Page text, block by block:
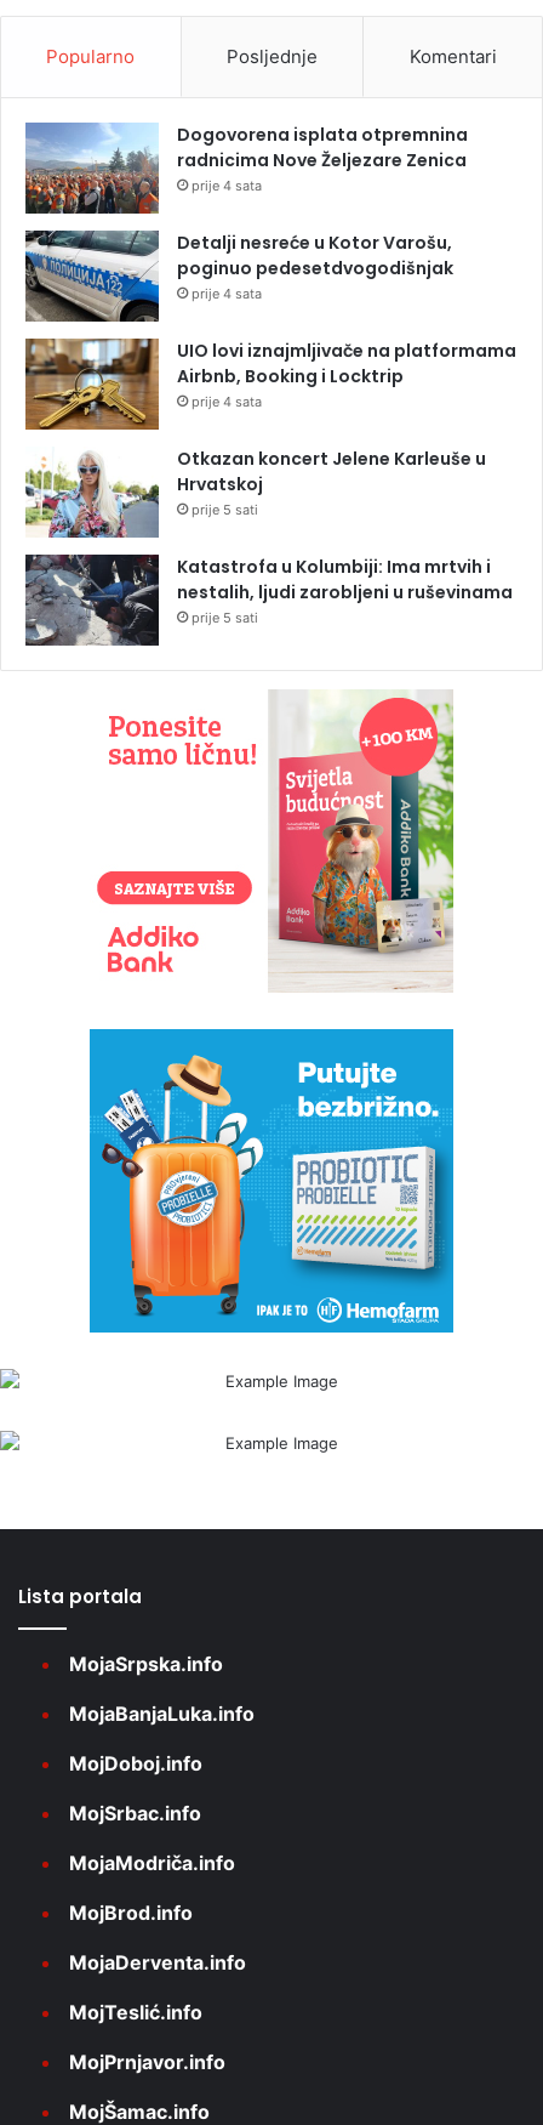
Popularno Posljednje Komentari
Dogovorena isplata otpremnina
radnicima Nove Željezare Zenica
prije 4 sata
Detalji nesreće u Kotor Varošu,
poginuo pedesetdvogodišnjak
prije 4 sata
UIO lovi iznajmljivače na platformama
Airbnb, Booking i Locktrip
prije 4 sata
Otkazan koncert Jelene Karleuše u
Hrvatskoj
prije 5 sati
Katastrofa u Kolumbiji: Ima mrtvih i
nestalih, ljudi zarobljeni u ruševinama
prije 5 sati
Lista portala
MojaSrpska.info
MojaBanjaLuka.info
MojDoboj.info
MojSrbac.info
MojaModriča.info
MojBrod.info
MojaDerventa.info
MojTeslić.info
MojPrnjavor.info
MojŠamac.info